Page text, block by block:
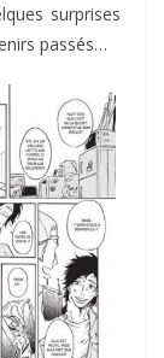
surprises
passés…